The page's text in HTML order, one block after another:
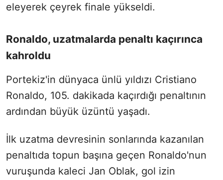
eleyerek çeyrek finale yükseldi.
Ronaldo, uzatmalarda penaltı kaçırınca
kahroldu
Portekiz'in dünyaca ünlü yıldızı Cristiano
Ronaldo, 105. dakikada kaçırdığı penaltının
ardından büyük üzüntü yaşadı.
İlk uzatma devresinin sonlarında kazanılan
penaltıda topun başına geçen Ronaldo'nun
vuruşunda kaleci Jan Oblak, gol izin